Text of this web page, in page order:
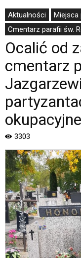
żołnierzach,
partyzantach,
ofiarach
terroru
okupacyjnego
strona
Gminy
Piaseczno".
Strona
jest
wyposażona
menu
skiplinks
pozwalające
szybko
przechodzić
do
treści,
które
Aktualności
Miejsca
Cmentarz parafii św.
Ocalić od
cmentarz
3303